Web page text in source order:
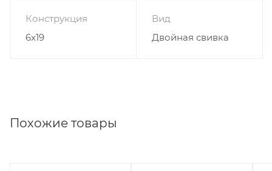
Конструкция
6х19
Вид
Двойная свивка
Похожие товары